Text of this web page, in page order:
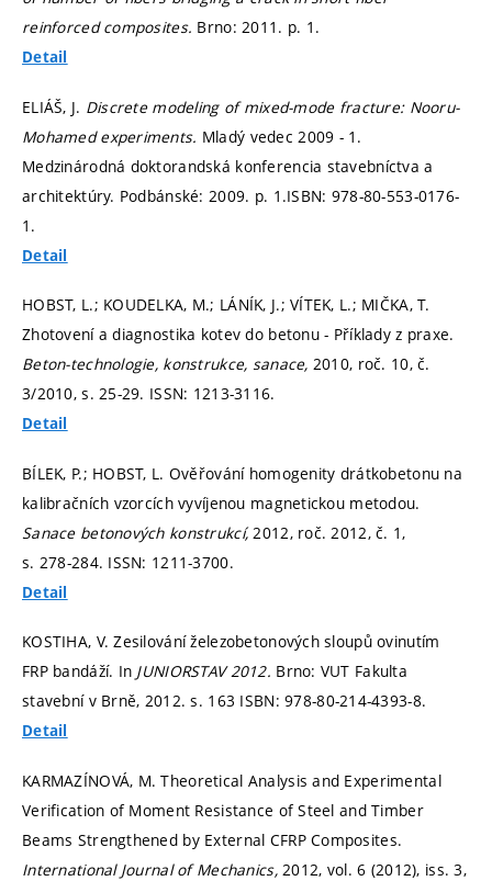
reinforced composites. Brno: 2011. p. 1.
Detail
ELIÁŠ, J. Discrete modeling of mixed-mode fracture: Nooru-
Mohamed experiments. Mladý vedec 2009 - 1.
Medzinárodná doktorandská konferencia stavebníctva a
architektúry. Podbánské: 2009. p. 1.ISBN: 978-80-553-0176-
1.
Detail
HOBST, L.; KOUDELKA, M.; LÁNÍK, J.; VÍTEK, L.; MIČKA, T.
Zhotovení a diagnostika kotev do betonu - Příklady z praxe.
Beton-technologie, konstrukce, sanace, 2010, roč. 10, č.
3/2010,s. 25-29. ISSN: 1213-3116.
Detail
BÍLEK, P.; HOBST, L. Ověřování homogenity drátkobetonu na
kalibračních vzorcích vyvíjenou magnetickou metodou.
Sanace betonových konstrukcí, 2012, roč. 2012, č. 1,
s. 278-284. ISSN: 1211-3700.
Detail
KOSTIHA, V. Zesilování železobetonových sloupů ovinutím
FRP bandáží. In JUNIORSTAV 2012. Brno: VUT Fakulta
stavební v Brně, 2012.s. 163 ISBN: 978-80-214-4393-8.
Detail
KARMAZÍNOVÁ, M. Theoretical Analysis and Experimental
Verification of Moment Resistance of Steel and Timber
Beams Strengthened by External CFRP Composites.
International Journal of Mechanics, 2012, vol. 6 (2012), iss. 3,